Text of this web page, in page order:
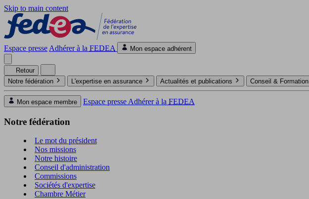
Skip to main content
Espace presse Adhérer à la FEDEA Mon espace adhérent
Retour
Notre fédération
L'expertise en assurance Actualités et publications Conseil & Formation
Mon espace membre Espace presse Adhérer à la FEDEA
Notre fédération
Le mot du président
Nos missions
Notre histoire
Conseil d'administration
Commissions
Sociétés d'expertise
Chambre Métier